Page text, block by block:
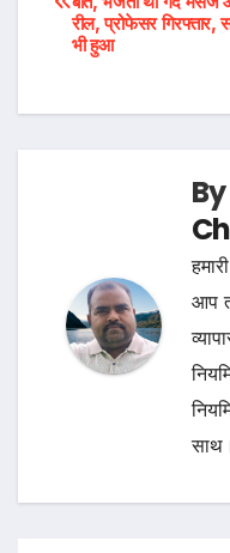
रील, प्रोफेसर गिरफ्तार,
भी हुआ
By
आप